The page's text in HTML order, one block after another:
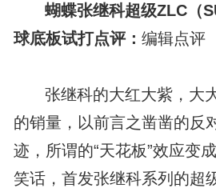
蝴蝶张继科超级ZLC（
球底板试打点评： 编辑点评
张继科的大红大紫，大
的销量，以前言之凿凿的反
迹，所谓的“天花板”效应变
笑话，首发张继科系列的超